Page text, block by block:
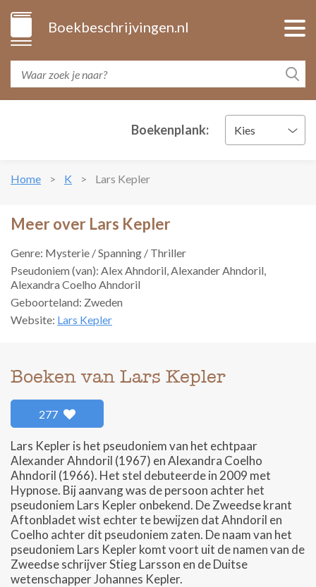
Boekbeschrijvingen.nl
Boekenplank: Kies
Home K Lars Kepler
Meer over Lars Kepler
Genre: Mysterie / Spanning / Thriller
Pseudoniem (van): Alex Ahndoril, Alexander Ahndoril,
Alexandra Coelho Ahndoril
Geboorteland: Zweden
Website: Lars Kepler
Boeken van Lars Kepler
277
Lars Kepler is het pseudoniem van het echtpaar
Alexander Ahndoril (1967) en Alexandra Coelho
Ahndoril (1966). Het stel debuteerde in 2009 met
Hypnose. Bij aanvang was de persoon achter het
pseudoniem Lars Kepler onbekend. De Zweedse krant
Aftonbladet wist echter te bewijzen dat Ahndoril en
Coelho achter dit pseudoniem zaten. De naam van het
pseudoniem Lars Kepler komt voort uit de namen van de
Zweedse schrijver Stieg Larsson en de Duitse
wetenschapper Johannes Kepler.